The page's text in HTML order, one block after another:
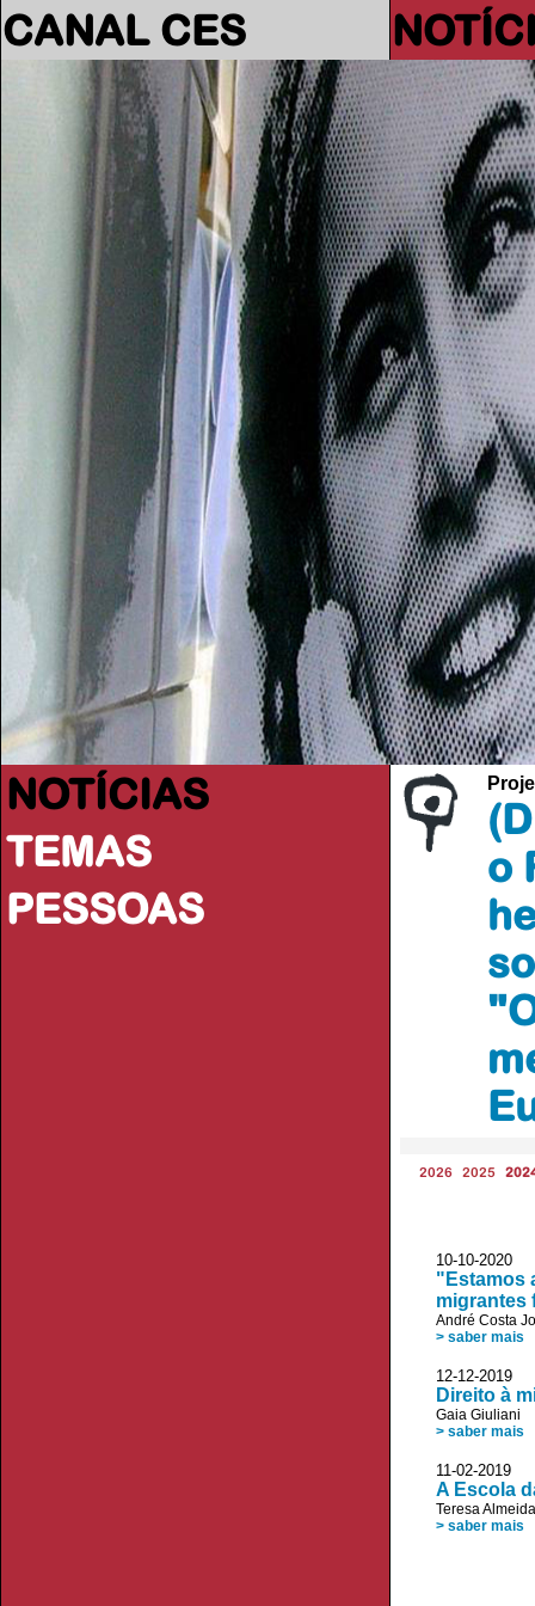
CANAL CES
NOTÍCIAS
TEMAS
PESSOAS
o
2026 2025
10-10-
"Estamos
migrantes
André Costa
> saber mais
12-12-2019
Direito à
Gaia Giuliani
> saber mais
11-02-
A Escola
Teresa
> saber mais